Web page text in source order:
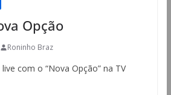
Opção
Roninho Braz
com o “Nova Opção” na TV